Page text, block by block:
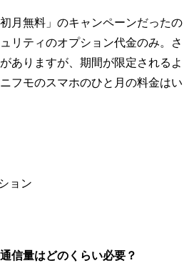
月無料」のキャンペーンだったの
リティのオプション代金のみ。さ
ありますが、期間が限定されるよ
フモのスマホのひと月の料金はい
ョン
信量はどのくらい必要？